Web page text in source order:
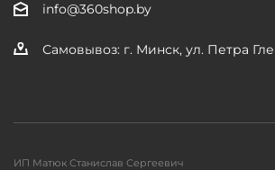
info@360shop.by
Самовывоз: г. Минск, ул. Петра
ИП Матюк Станислав Сергеевич